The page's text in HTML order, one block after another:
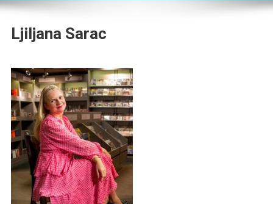
Ljiljana Sarac